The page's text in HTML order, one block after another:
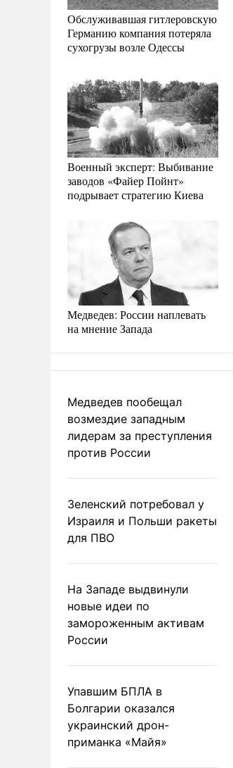
Обслуживавшая гитлеровскую
Германию компания потеряла
сухогрузы возле Одессы
Военный эксперт: Выбивание
заводов «Файер Пойнт»
подрывает стратегию Киева
Медведев: России наплевать
на мнение Запада
Медведев пообещал
возмездие западным
лидерам за преступления
против России
Зеленский потребовал у
Израиля и Польши ракеты
для ПВО
На Западе выдвинули
новые идеи по
замороженным активам
России
Упавшим БПЛА в
Болгарии оказался
украинский дрон-
приманка «Майя»